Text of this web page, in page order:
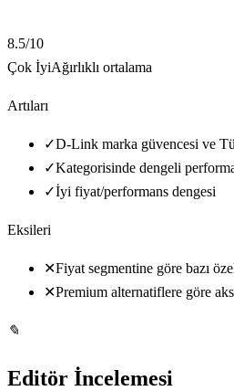
8.5/10
Çok İyiAğırlıklı ortalama
Artıları
✓D-Link marka güvencesi ve
✓Kategorisinde dengeli
✓İyi fiyat/performans dengesi
Eksileri
✕Fiyat segmentine göre bazı
✕Premium alternatiflere göre
✎
Editör İncelemesi